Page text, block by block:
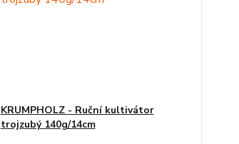
KRUMPHOLZ - Ruční kultivátor
trojzubý 140g/14cm